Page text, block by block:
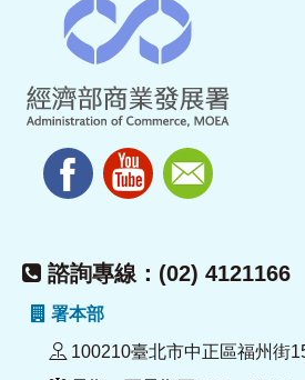
諮詢專線：(02) 4121166
署本部
100210臺北市中正區福州街